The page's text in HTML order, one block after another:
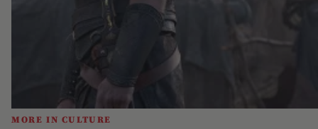
MORE IN CULTURE